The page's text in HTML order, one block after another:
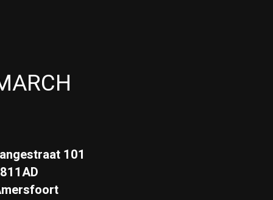
101